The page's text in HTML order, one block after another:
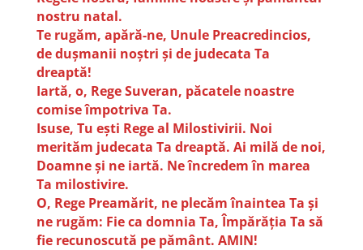
nostru natal.
Te rugăm, apără-ne, Unule Preacredincios,
de duşmanii noştri şi de judecata Ta
dreaptă!
Iartă, o, Rege Suveran, păcatele noastre
comise împotriva Ta.
Isuse, Tu eşti Rege al Milostivirii. Noi
merităm judecata Ta dreaptă. Ai milă de noi,
Doamne şi ne iartă. Ne încredem în marea
Ta milostivire.
O, Rege Preamărit, ne plecăm înaintea Ta şi
ne rugăm: Fie ca domnia Ta, Împărăţia Ta să
fie recunoscută pe pământ. AMIN!